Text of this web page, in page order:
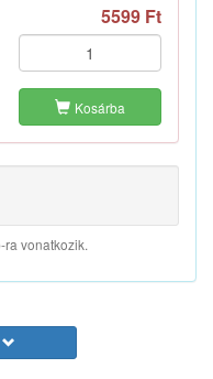
5599 Ft
Kosárba
ra vonatkozik.